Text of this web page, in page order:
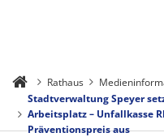
Rathaus
Stadtverwaltung Speyer
Arbeitsplatz – Unfallkasse
Präventionspreis aus